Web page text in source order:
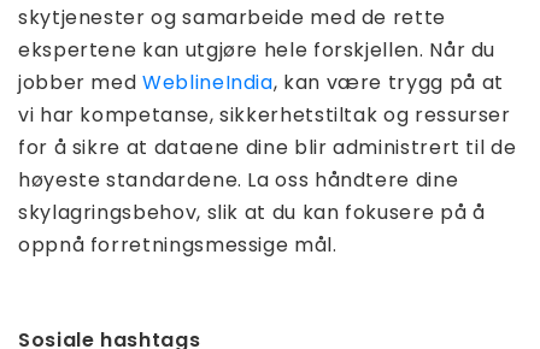
skytjenester og samarbeide med de rette
ekspertene kan utgjøre hele forskjellen. Når du
jobber medWeblineIndia, kan være trygg på at
vi har kompetanse, sikkerhetstiltak og ressurser
for å sikre at dataene dine blir administrert til de
høyeste standardene. La oss håndtere dine
skylagringsbehov, slik at du kan fokusere på å
oppnå forretningsmessige mål.
Sosiale hashtags